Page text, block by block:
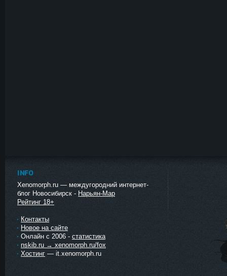
INFO
Xenomorph.ru — междугородний интернет-
блог Новосибирск - Нарьян-Мар
Рейтинг 18+
Контакты
Новое на сайте
Онлайн с 2006 - статистика
nskib.ru → xenomorph.ru/fox
Хостинг — it.xenomorph.ru